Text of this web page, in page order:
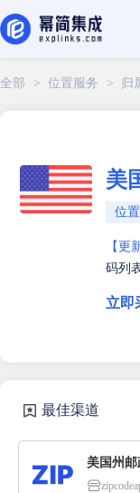
全部 > 位置服务 > 归
美
位
【更
码列
立即
最佳渠道
美国州